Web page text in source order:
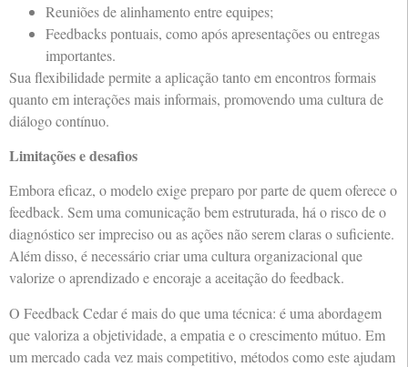
Reuniões de alinhamento entre equipes;
Feedbacks pontuais, como após apresentações ou entregas
importantes.
Sua flexibilidade permite a aplicação tanto em encontros formais
quanto em interações mais informais, promovendo uma cultura de
diálogo contínuo.
Limitações e desafios
Embora eficaz, o modelo exige preparo por parte de quem oferece o
feedback. Sem uma comunicação bem estruturada, há o risco de o
diagnóstico ser impreciso ou as ações não serem claras o suficiente.
Além disso, é necessário criar uma cultura organizacional que
valorize o aprendizado e encoraje a aceitação do feedback.
O Feedback Cedar é mais do que uma técnica: é uma abordagem
que valoriza a objetividade, a empatia e o crescimento mútuo. Em
um mercado cada vez mais competitivo, métodos como este ajudam